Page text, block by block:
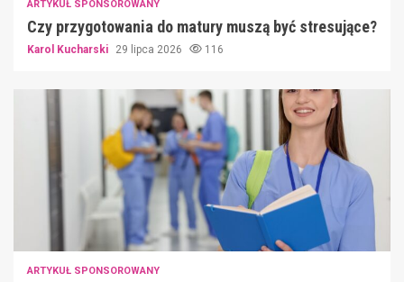
ARTYKUŁ SPONSOROWANY
Czy przygotowania do matury muszą być stresujące?
Karol Kucharski 29 lipca 2026 116
ARTYKUŁ SPONSOROWANY